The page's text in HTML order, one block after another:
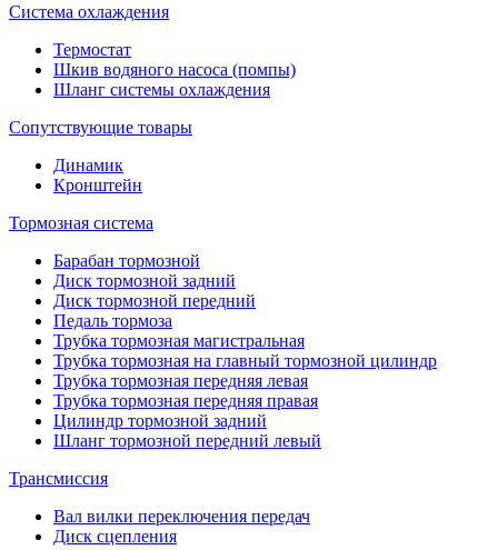
Система охлаждения
Термостат
Шкив водяного насоса (помпы)
Шланг системы охлаждения
Сопутствующие товары
Динамик
Кронштейн
Тормозная система
Барабан тормозной
Диск тормозной задний
Диск тормозной передний
Педаль тормоза
Трубка тормозная магистральная
Трубка тормозная на главный тормозной цилиндр
Трубка тормозная передняя левая
Трубка тормозная передняя правая
Цилиндр тормозной задний
Шланг тормозной передний левый
Трансмиссия
Вал вилки переключения передач
Диск сцепления